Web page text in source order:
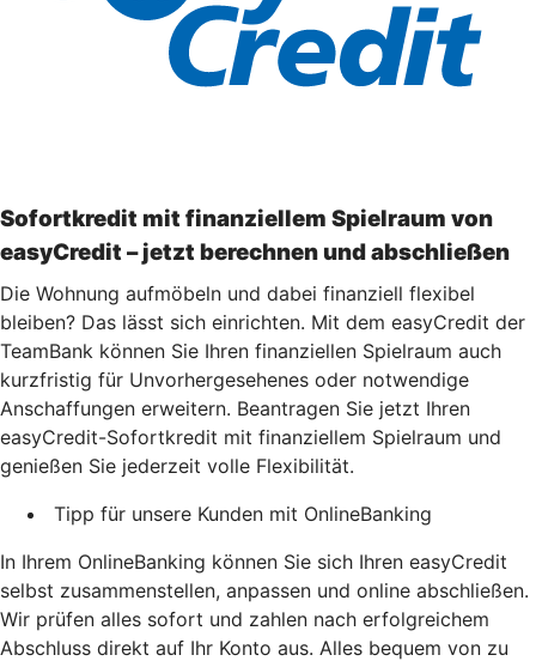
Sofortkredit mit finanziellem Spielraum von
easyCredit – jetzt berechnen und abschließen
Die Wohnung aufmöbeln und dabei finanziell flexibel
bleiben? Das lässt sich einrichten. Mit dem easyCredit der
TeamBank können Sie Ihren finanziellen Spielraum auch
kurzfristig für Unvorhergesehenes oder notwendige
Anschaffungen erweitern. Beantragen Sie jetzt Ihren
easyCredit-Sofortkredit mit finanziellem Spielraum und
genießen Sie jederzeit volle Flexibilität.
Tipp für unsere Kunden mit OnlineBanking
In Ihrem OnlineBanking können Sie sich Ihren easyCredit
selbst zusammenstellen, anpassen und online abschließen.
Wir prüfen alles sofort und zahlen nach erfolgreichem
Abschluss direkt auf Ihr Konto aus. Alles bequem von zu